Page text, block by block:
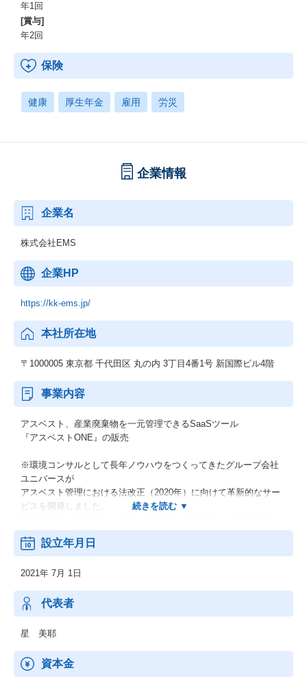
年1回
[賞与]
年2回
保険
健康 厚生年金 雇用 労災
企業情報
企業名
株式会社EMS
企業HP
https://kk-ems.jp/
本社所在地
〒1000005 東京都 千代田区 丸の内 3丁目4番1号 新国際ビル4階
事業内容
アスベスト、産業廃棄物を一元管理できるSaaSツール
『アスベストONE』の販売
※環境コンサルとして長年ノウハウをつくってきたグループ会社
ユニバースが
アスベスト管理における法改正（2020年）に向けて革新的なサー
ビスを開発しました。
なっております。
設立年月日
2021年 7月 1日
代表者
星 美耶
資本金